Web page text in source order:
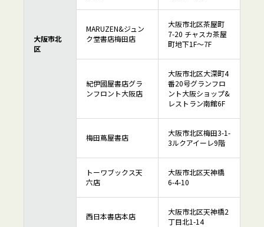
大阪市北
区
MARUZEN&ジュン
ク堂書店梅田店
大阪市北区茶屋町
7-20 チャスカ茶屋
町地下1F～7F
紀伊國屋書店グラ
ンフロント大阪店
大阪市北区大深町4
番20号グランフロ
ント大阪ショップ&
レストラン南館6F
梅田蔦屋書店
大阪市北区梅田3-1-
3ルクアイーレ9階
トーワブックス天
六店
大阪市北区天神橋
6-4-10
西日本書店本店
大阪市北区天神橋2
丁目北1-14